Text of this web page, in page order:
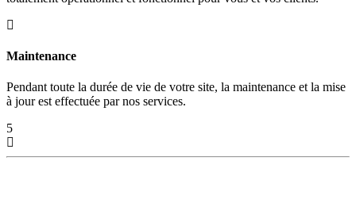
Maintenance
Pendant toute la durée de vie de votre site, la maintenance et la mise
à jour est effectuée par nos services.
5